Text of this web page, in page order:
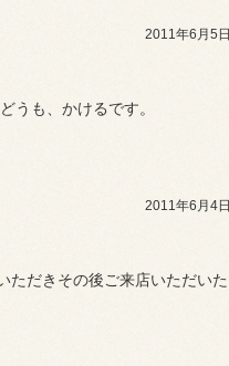
2011年6月5日
うも、かけるです。
2011年6月4日